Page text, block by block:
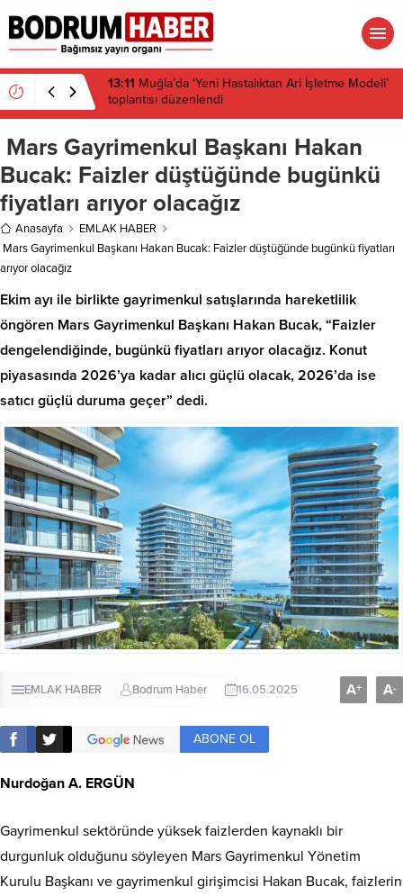
13:10 Çeşitli illerdeki enerji ve altyapı projeleri için
acele kamulaştırma kararı çıktı
Mars Gayrimenkul Başkanı Hakan
Bucak: Faizler düştüğünde bugünkü
fiyatları arıyor olacağız
Anasayfa
EMLAK HABER
Mars Gayrimenkul Başkanı Hakan Bucak: Faizler düştüğünde bugünkü fiyatları
arıyor olacağız
Ekim ayı ile birlikte gayrimenkul satışlarında hareketlilik
öngören Mars Gayrimenkul Başkanı Hakan Bucak, “Faizler
dengelendiğinde, bugünkü fiyatları arıyor olacağız. Konut
piyasasında 2026’ya kadar alıcı güçlü olacak, 2026’da ise
satıcı güçlü duruma geçer” dedi.
EMLAK HABER Bodrum Haber 16.05.2025 A+ A-
ABONE OL
Nurdoğan A. ERGÜN
Gayrimenkul sektöründe yüksek faizlerden kay­naklı bir
durgunluk ol­duğunu söyleyen Mars Gayri­menkul Yönetim
Kurulu Baş­kanı ve gayrimenkul girişimcisi Hakan Bucak, faizlerin